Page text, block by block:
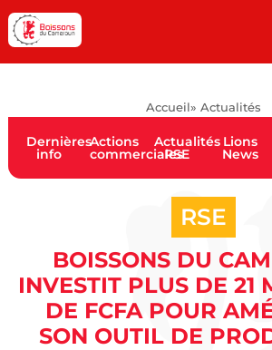
Accueil» Actualités
Dernières
info
Actions
commerciales
Actualités
RSE
Lions
News
RSE
BOISSONS DU
INVESTIT PLUS DE 21
DE FCFA POUR
SON OUTIL DE